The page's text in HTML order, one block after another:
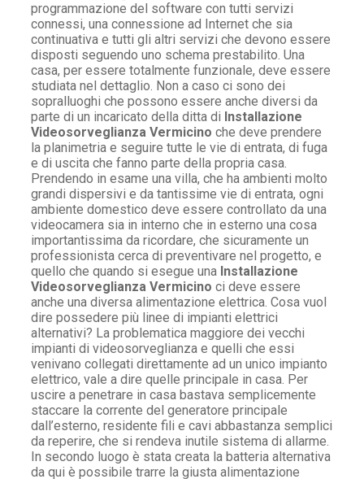
programmazione del software con tutti servizi
connessi, una connessione ad Internet che sia
continuativa e tutti gli altri servizi che devono essere
disposti seguendo uno schema prestabilito. Una
casa, per essere totalmente funzionale, deve essere
studiata nel dettaglio. Non a caso ci sono dei
sopralluoghi che possono essere anche diversi da
parte di un incaricato della ditta di Installazione
Videosorveglianza Vermicino che deve prendere
la planimetria e seguire tutte le vie di entrata, di fuga
e di uscita che fanno parte della propria casa.
Prendendo in esame una villa, che ha ambienti molto
grandi dispersivi e da tantissime vie di entrata, ogni
ambiente domestico deve essere controllato da una
videocamera sia in interno che in esterno una cosa
importantissima da ricordare, che sicuramente un
professionista cerca di preventivare nel progetto, e
quello che quando si esegue una Installazione
Videosorveglianza Vermicino ci deve essere
anche una diversa alimentazione elettrica. Cosa vuol
dire possedere più linee di impianti elettrici
alternativi? La problematica maggiore dei vecchi
impianti di videosorveglianza e quelli che essi
venivano collegati direttamente ad un unico impianto
elettrico, vale a dire quelle principale in casa. Per
uscire a penetrare in casa bastava semplicemente
staccare la corrente del generatore principale
dall’esterno, residente fili e cavi abbastanza semplici
da reperire, che si rendeva inutile sistema di allarme.
In secondo luogo è stata creata la batteria alternativa
da qui è possibile trarre la giusta alimentazione